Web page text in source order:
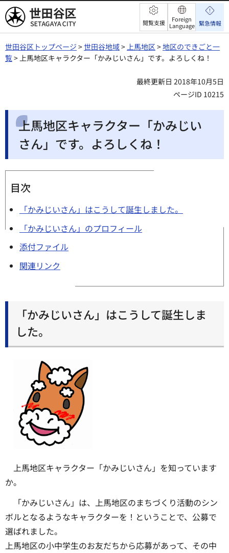
世田谷区 閲覧支援
Foreign
Language 緊急情報
世田谷区トップページ >世田谷地域>上馬地区>地区のできごと一
覧> 上馬地区キャラクター「かみじいさん」です。よろしくね！
最終更新日 2018年10月5日
ページID 10215
上馬地区キャラクター「かみじい
さん」です。よろしくね！
目次
「かみじいさん」はこうして誕生しました。
「かみじいさん」のプロフィール
添付ファイル
関連リンク
「かみじいさん」はこうして誕生しま
した。
上馬地区キャラクター「かみじいさん」を知っています
か。
「かみじいさん」は、上馬地区のまちづくり活動のシン
ボルとなるようなキャラクターを！ということで、公募で
選ばれました。
上馬地区の小中学生のお友だちから応募があって、その中